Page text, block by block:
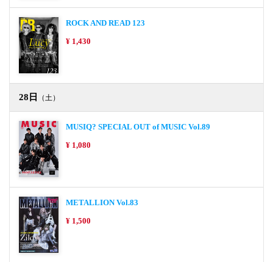
ROCK AND READ 123
¥ 1,430
28日 （土）
MUSIQ? SPECIAL OUT of MUSIC Vol.89
¥ 1,080
METALLION Vol.83
¥ 1,500